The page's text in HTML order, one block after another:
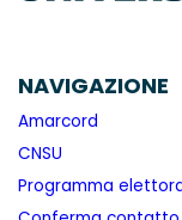
NAVIGAZIONE
Amarcord
CNSU
Programma